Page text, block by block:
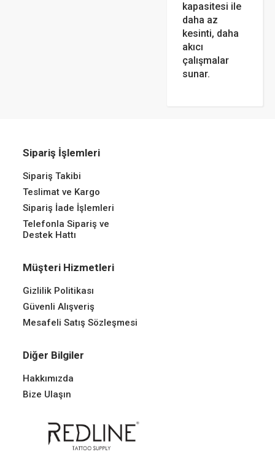
kapasitesi ile
daha az
kesinti, daha
akıcı
çalışmalar
sunar.
Sipariş İşlemleri
Sipariş Takibi
Teslimat ve Kargo
Sipariş İade İşlemleri
Telefonla Sipariş ve
Destek Hattı
Müşteri Hizmetleri
Gizlilik Politikası
Güvenli Alışveriş
Mesafeli Satış Sözleşmesi
Diğer Bilgiler
Hakkımızda
Bize Ulaşın